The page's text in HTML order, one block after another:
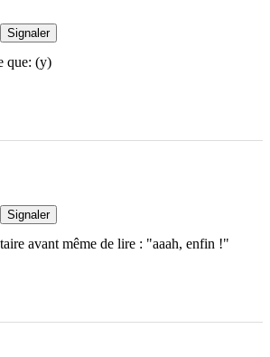
Signaler
que: (y)
Signaler
avant même de lire : "aaah, enfin !"